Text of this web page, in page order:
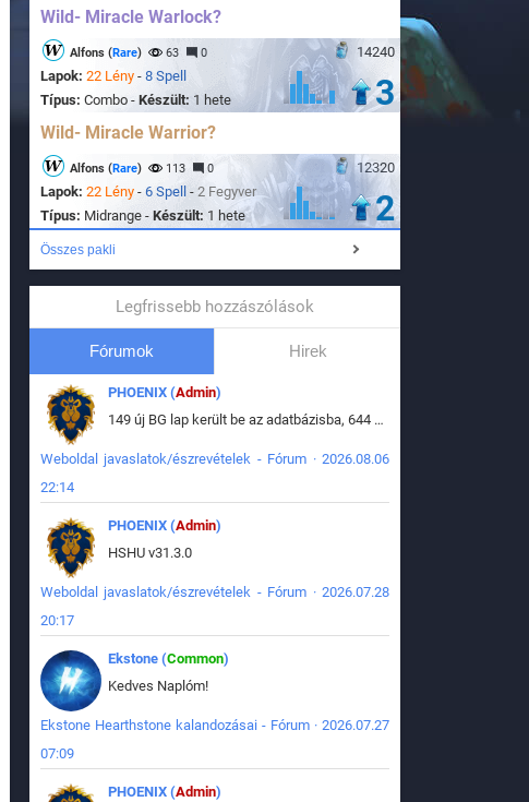
Wild- Miracle Warlock?
14240
Alfons (Rare) 63 0
Lapok: 22 Lény - 8 Spell
Típus: Combo - Készült: 1 hete 3
Wild- Miracle Warrior?
12320
Alfons (Rare) 113 0
Lapok: 22 Lény - 6 Spell - 2 Fegyver
Típus: Midrange - Készült: 1 hete 2
Összes pakli
Legfrissebb hozzászólások
Fórumok Hirek
PHOENIX (Admin)
149 új BG lap került be az adatbázisba, 644 db meglévő BG lap módosult, bekerültek az új képek a megváltozott lapokhoz is.
Weboldal javaslatok/észrevételek - Fórum · 2026.08.06
22:14
PHOENIX (Admin)
HSHU v31.3.0
Weboldal javaslatok/észrevételek - Fórum · 2026.07.28
20:17
Ekstone (Common)
Kedves Naplóm!
Ekstone Hearthstone kalandozásai - Fórum · 2026.07.27
07:09
PHOENIX (Admin)